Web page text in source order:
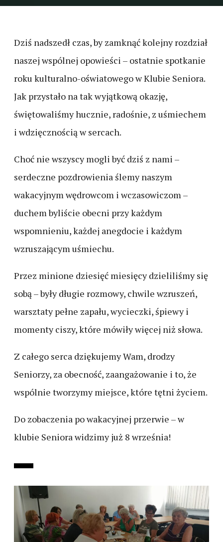
Dziś nadszedł czas, by zamknąć kolejny rozdział
naszej wspólnej opowieści – ostatnie spotkanie
roku kulturalno-oświatowego w Klubie Seniora.
Jak przystało na tak wyjątkową okazję,
świętowaliśmy hucznie, radośnie, z uśmiechem
i wdzięcznością w sercach.
Choć nie wszyscy mogli być dziś z nami –
serdeczne pozdrowienia ślemy naszym
wakacyjnym wędrowcom i wczasowiczom –
duchem byliście obecni przy każdym
wspomnieniu, każdej anegdocie i każdym
wzruszającym uśmiechu.
Przez minione dziesięć miesięcy dzieliliśmy się
sobą – były długie rozmowy, chwile wzruszeń,
warsztaty pełne zapału, wycieczki, śpiewy i
momenty ciszy, które mówiły więcej niż słowa.
Z całego serca dziękujemy Wam, drodzy
Seniorzy, za obecność, zaangażowanie i to, że
wspólnie tworzymy miejsce, które tętni życiem.
Do zobaczenia po wakacyjnej przerwie – w
klubie Seniora widzimy już 8 września!